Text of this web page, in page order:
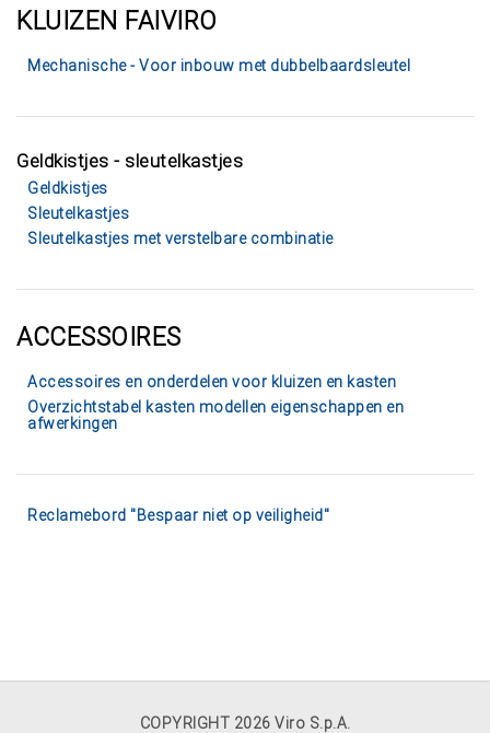
KLUIZEN FAIVIRO
Mechanische - Voor inbouw met dubbelbaardsleutel
Geldkistjes - sleutelkastjes
Geldkistjes
Sleutelkastjes
Sleutelkastjes met verstelbare combinatie
ACCESSOIRES
Accessoires en onderdelen voor kluizen en kasten
Overzichtstabel kasten modellen eigenschappen en
afwerkingen
Reclamebord "Bespaar niet op veiligheid"
COPYRIGHT 2026 Viro S.p.A.